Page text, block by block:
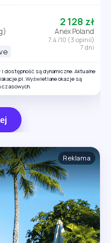
2 128 zł
Anex Poland
7.4 /10 (3 opinii)
7 dni
dostępność są dynamiczne. Aktualne
Wyświetlane okazje są
czasowych.
Reklama